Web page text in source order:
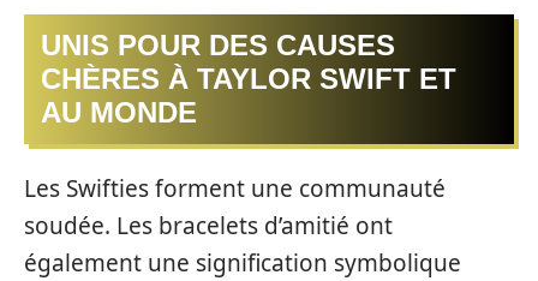
UNIS POUR DES CAUSES
CHÈRES À TAYLOR SWIFT ET
AU MONDE
Les Swifties forment une communauté
soudée. Les bracelets d’amitié ont
également une signification symbolique